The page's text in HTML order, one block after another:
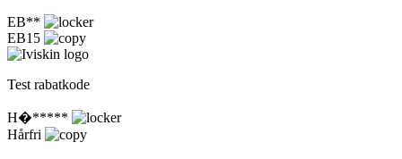
EB**
EB15
Test rabatkode
H�*****
Hårfri